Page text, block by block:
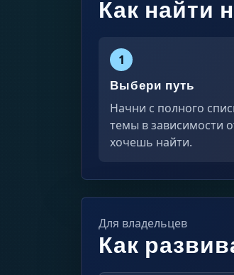
Как найти
1
Выбери путь
Начни с полного
темы в зависимости
хочешь найти.
Для владельцев
Как